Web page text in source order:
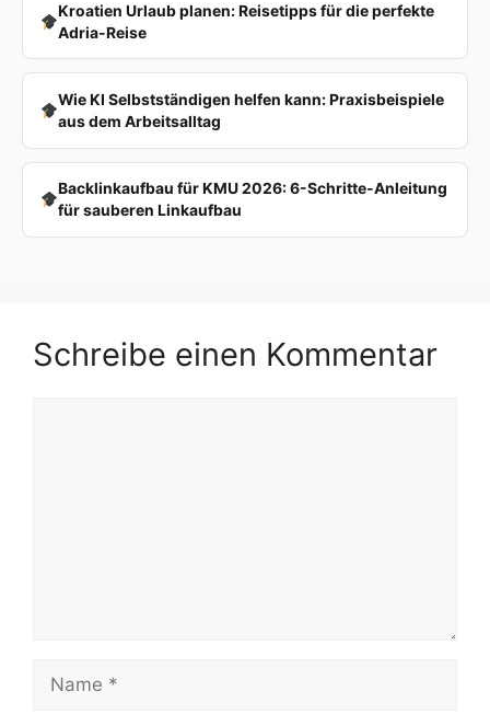
Kroatien Urlaub planen: Reisetipps für die perfekte
Adria-Reise
Wie KI Selbstständigen helfen kann: Praxisbeispiele
aus dem Arbeitsalltag
Backlinkaufbau für KMU 2026: 6-Schritte-Anleitung
für sauberen Linkaufbau
Schreibe einen Kommentar